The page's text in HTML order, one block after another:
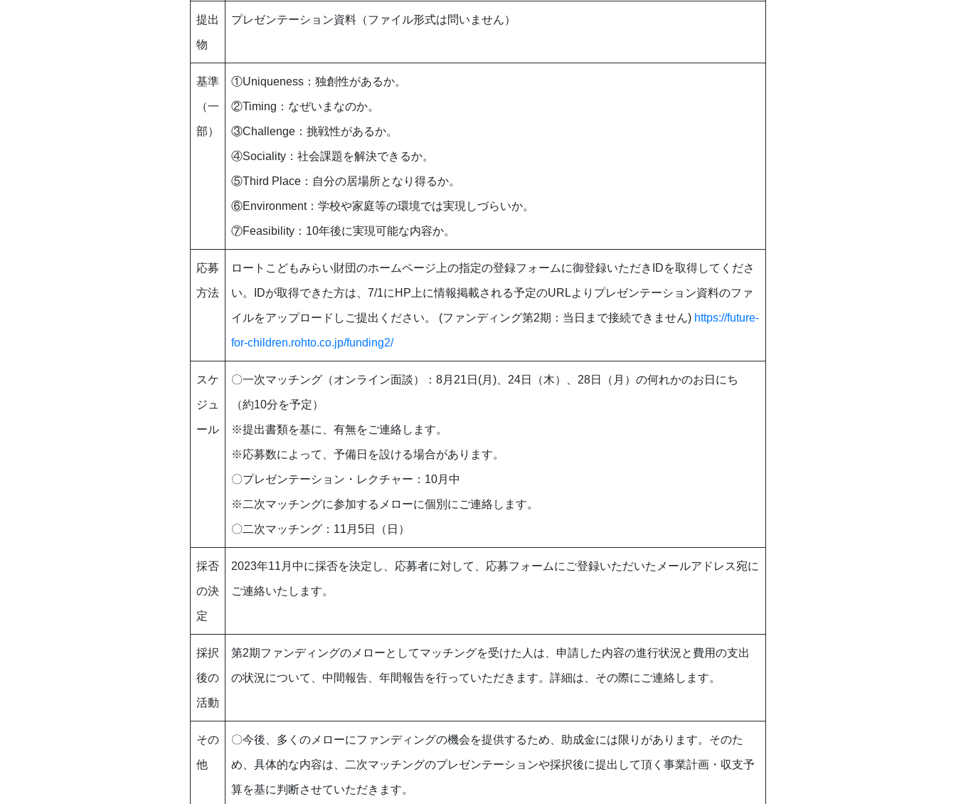
提出
物
プレゼンテーション資料（ファイル形式は問いません）
基準
（一
部）
①Uniqueness：独創性があるか。
②Timing：なぜいまなのか。
③Challenge：挑戦性があるか。
④Sociality：社会課題を解決できるか。
⑤Third Place：自分の居場所となり得るか。
⑥Environment：学校や家庭等の環境では実現しづらいか。
⑦Feasibility：10年後に実現可能な内容か。
応募
方法
ロートこどもみらい財団のホームページ上の指定の登録フォームに御登録いただきIDを取得してくださ
い。IDが取得できた方は、7/1にHP上に情報掲載される予定のURLよりプレゼンテーション資料のファ
イルをアップロードしご提出ください。 (ファンディング第2期：当日まで接続できません) https://future-
for-children.rohto.co.jp/funding2/
スケ
ジュ
ール
〇一次マッチング（オンライン面談）：8月21日(月)、24日（木）、28日（月）の何れかのお日にち
（約10分を予定）
※提出書類を基に、有無をご連絡します。
※応募数によって、予備日を設ける場合があります。
〇プレゼンテーション・レクチャー：10月中
※二次マッチングに参加するメローに個別にご連絡します。
〇二次マッチング：11月5日（日）
採否
の決
定
2023年11月中に採否を決定し、応募者に対して、応募フォームにご登録いただいたメールアドレス宛に
ご連絡いたします。
採択
後の
活動
第2期ファンディングのメローとしてマッチングを受けた人は、申請した内容の進行状況と費用の支出
の状況について、中間報告、年間報告を行っていただきます。詳細は、その際にご連絡します。
その
他
〇今後、多くのメローにファンディングの機会を提供するため、助成金には限りがあります。そのた
め、具体的な内容は、二次マッチングのプレゼンテーションや採択後に提出して頂く事業計画・収支予
算を基に判断させていただきます。